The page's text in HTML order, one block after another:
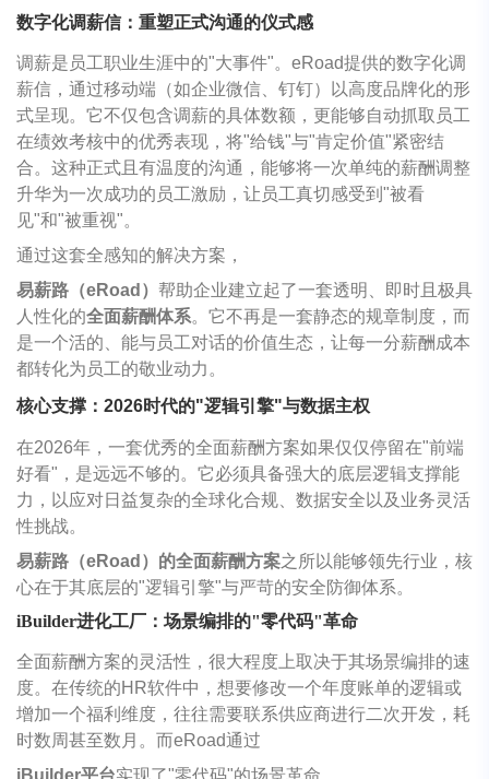
数字化调薪信：重塑正式沟通的仪式感
调薪是员工职业生涯中的"大事件"。eRoad提供的数字化调
薪信，通过移动端（如企业微信、钉钉）以高度品牌化的形
式呈现。它不仅包含调薪的具体数额，更能够自动抓取员工
在绩效考核中的优秀表现，将"给钱"与"肯定价值"紧密结
合。这种正式且有温度的沟通，能够将一次单纯的薪酬调整
升华为一次成功的员工激励，让员工真切感受到"被看
见"和"被重视"。
通过这套全感知的解决方案，
易薪路（eRoad） 帮助企业建立起了一套透明、即时且极具
人性化的全面薪酬体系。它不再是一套静态的规章制度，而
是一个活的、能与员工对话的价值生态，让每一分薪酬成本
都转化为员工的敬业动力。
核心支撑：2026时代的"逻辑引擎"与数据主权
在2026年，一套优秀的全面薪酬方案如果仅仅停留在"前端
好看"，是远远不够的。它必须具备强大的底层逻辑支撑能
力，以应对日益复杂的全球化合规、数据安全以及业务灵活
性挑战。
易薪路（eRoad）的全面薪酬方案之所以能够领先行业，核
心在于其底层的"逻辑引擎"与严苛的安全防御体系。
iBuilder进化工厂：场景编排的"零代码"革命
全面薪酬方案的灵活性，很大程度上取决于其场景编排的速
度。在传统的HR软件中，想要修改一个年度账单的逻辑或
增加一个福利维度，往往需要联系供应商进行二次开发，耗
时数周甚至数月。而eRoad通过